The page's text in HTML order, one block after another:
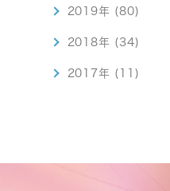
2019年 (80)
2018年 (34)
2017年 (11)